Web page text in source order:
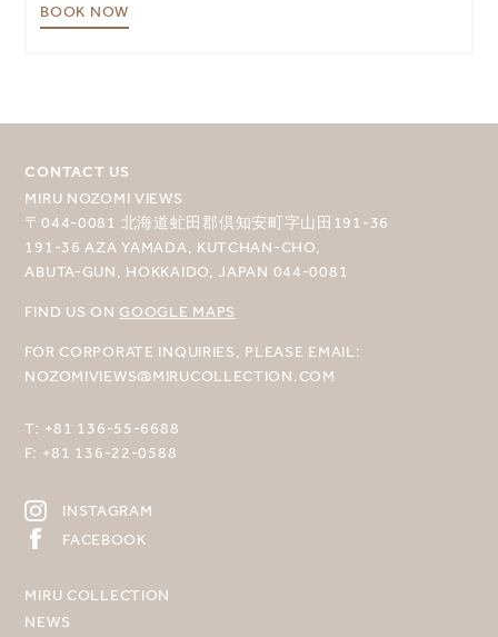
BOOK NOW
CONTACT US
MIRU NOZOMI VIEWS
〒044-0081 北海道虻田郡倶知安町字山田191-36
191-36 AZA YAMADA, KUTCHAN-CHO,
ABUTA-GUN, HOKKAIDO, JAPAN 044-0081
FIND US ON GOOGLE MAPS
FOR CORPORATE INQUIRIES, PLEASE EMAIL:
NOZOMIVIEWS@MIRUCOLLECTION.COM
T: +81 136-55-6688
F: +81 136-22-0588
INSTAGRAM
FACEBOOK
MIRU COLLECTION
NEWS